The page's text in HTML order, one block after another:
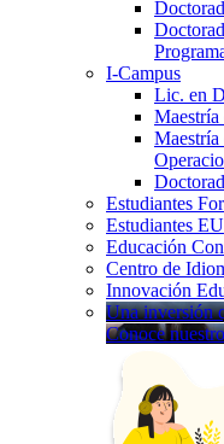
I-Campus
Lic. en
Estudiantes
Estudiantes EU
Educación
Centro de
Innovación
Una inversión
Conoce